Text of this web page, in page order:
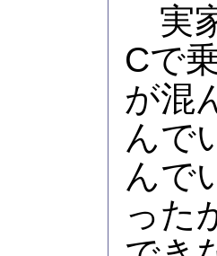
実
Cで
が混
んで
んで
った